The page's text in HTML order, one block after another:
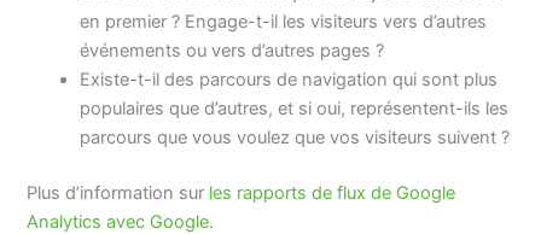
en premier ? Engage-t-il les visiteurs vers d’autres
événements ou vers d’autres pages ?
Existe-t-il des parcours de navigation qui sont plus
populaires que d’autres, et si oui, représentent-ils les
parcours que vous voulez que vos visiteurs suivent ?
Plus d’information sur les rapports de flux de Google
Analytics avec Google.